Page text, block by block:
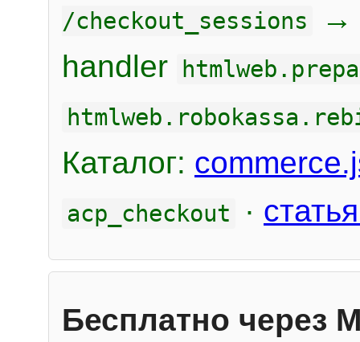
/checkout_sessions
handler
Каталог:
acp_checkout ·
Бесплатно через